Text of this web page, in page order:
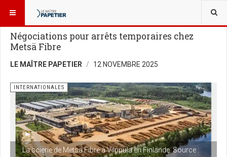
VOUS ÊTES ICI :
Négociations pour arrêts temporaires chez
Metsä Fibre
LE MAÎTRE PAPETIER 12 NOVEMBRE 2025
La scierie de Metsä Fibre à Vilppula en Finlande. Source :
INTERNATIONALES